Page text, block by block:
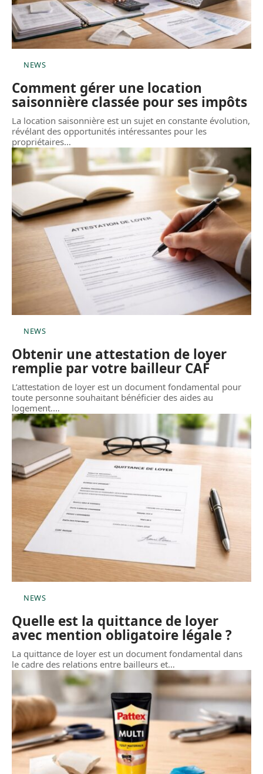
NEWS
Comment gérer une location
saisonnière classée pour ses impôts
La location saisonnière est un sujet en constante évolution,
révélant des opportunités intéressantes pour les
propriétaires…
NEWS
Obtenir une attestation de loyer
remplie par votre bailleur CAF
L’attestation de loyer est un document fondamental pour
toute personne souhaitant bénéficier des aides au
logement.…
NEWS
Quelle est la quittance de loyer
avec mention obligatoire légale ?
La quittance de loyer est un document fondamental dans
le cadre des relations entre bailleurs et…